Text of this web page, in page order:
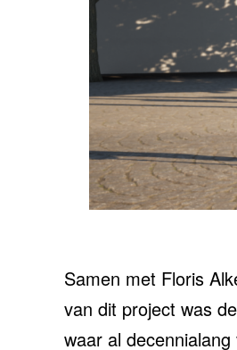
Samen met Floris
van dit project was
waar al